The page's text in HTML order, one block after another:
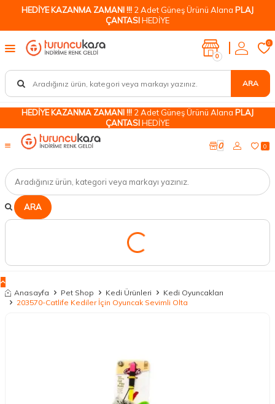
HEDİYE KAZANMA ZAMANI !!! 2 Adet Güneş Ürünü Alana PLAJ
ÇANTASIHEDİYE
ARA
0
0
HEDİYE KAZANMA ZAMANI !!! 2 Adet Güneş Ürünü Alana PLAJ
ÇANTASIHEDİYE
ARA
0 0
Anasayfa Pet Shop Kedi Ürünleri
Kedi Oyuncakları
203570-Catlife Kediler İçin Oyuncak Sevimli Olta